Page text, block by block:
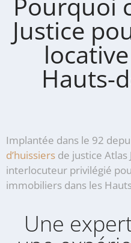
Justice
Hauts-
Implantée dans le 92
d’huissiers de justice Atlas
interlocuteur privilégié
immobiliers dans les
Une